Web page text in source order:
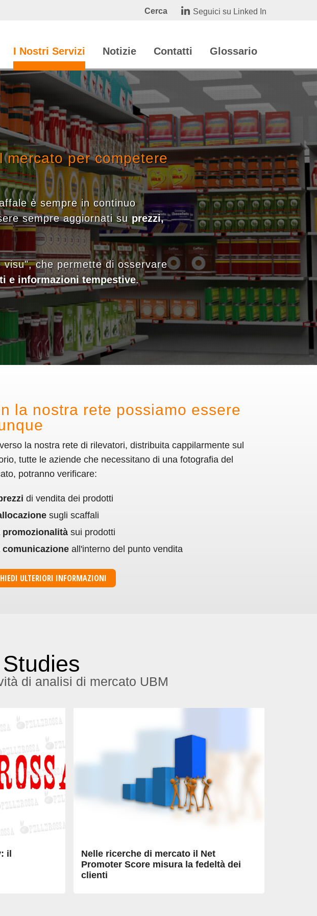
Cerca Seguici su Linked In
I Nostri Servizi Notizie Contatti Glossario
per competere
è sempre in continuo
sempre aggiornati suprezzi,
che permette di osservare
e informazioni tempestive.
la nostra rete possiamo essere
la nostra rete di rilevatori, distribuita cappilarmente sul
tutte le aziende che necessitano di una fotografia del
potranno verificare:
di vendita dei prodotti
sugli scaffali
promozionalità sui prodotti
comunicazione all'interno del punto vendita
ULTERIORI INFORMAZIONI
di analisi di mercato UBM
il
Nelle ricerche di mercato il Net
Promoter Score misura la fedeltà dei
clienti